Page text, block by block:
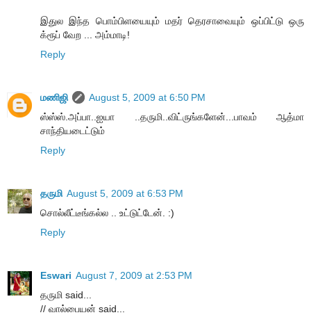
இதுல இந்த பொம்பிளயையும் மதர் தெரசாவையும் ஒப்பிட்டு ஒரு
க்ரூப் வேற ... அம்மாடி!
Reply
மணிஜி
August 5, 2009 at 6:50 PM
ஸ்ஸ்ஸ்.அப்பா..ஐயா ..தருமி..விட்ருங்களேன்...பாவம் ஆத்மா
சாந்தியடைட்டும்
Reply
தருமி August 5, 2009 at 6:53 PM
சொல்லீட்டீங்கல்ல .. உட்டுட்டேன். :)
Reply
Eswari August 7, 2009 at 2:53 PM
தருமி said...
// வால்பையன் said...